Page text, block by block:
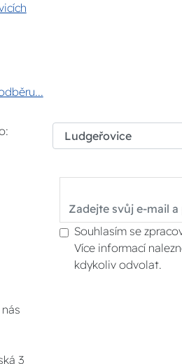
Souhlasím se
Více informací
kdykoliv odvolat.
3